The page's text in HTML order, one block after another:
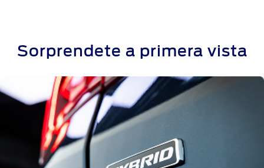
Sorprendete a primera vista